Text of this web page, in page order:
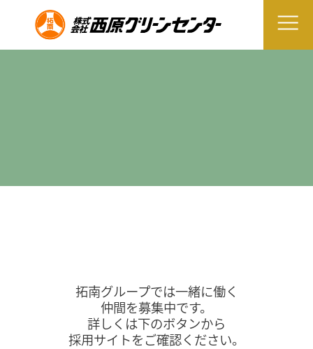
拓南グループでは一緒に働く
仲間を募集中です。
詳しくは下のボタンから
採用サイトをご確認ください。